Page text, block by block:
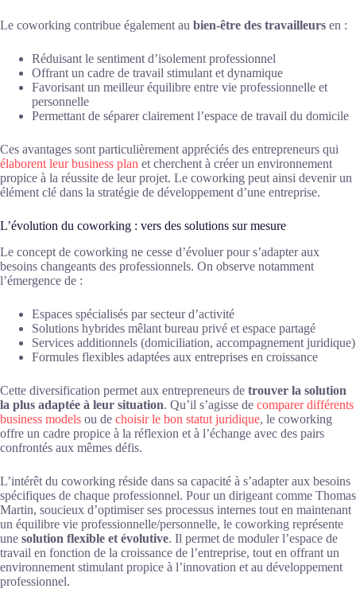
Le coworking contribue également au bien-être des travailleurs en :
Réduisant le sentiment d’isolement professionnel
Offrant un cadre de travail stimulant et dynamique
Favorisant un meilleur équilibre entre vie professionnelle et
personnelle
Permettant de séparer clairement l’espace de travail du domicile
Ces avantages sont particulièrement appréciés des entrepreneurs qui
élaborent leur business plan et cherchent à créer un environnement
propice à la réussite de leur projet. Le coworking peut ainsi devenir un
élément clé dans la stratégie de développement d’une entreprise.
L’évolution du coworking : vers des solutions sur mesure
Le concept de coworking ne cesse d’évoluer pour s’adapter aux
besoins changeants des professionnels. On observe notamment
l’émergence de :
Espaces spécialisés par secteur d’activité
Solutions hybrides mêlant bureau privé et espace partagé
Services additionnels (domiciliation, accompagnement juridique)
Formules flexibles adaptées aux entreprises en croissance
Cette diversification permet aux entrepreneurs de trouver la solution
la plus adaptée à leur situation. Qu’il s’agisse de comparer différents
business models ou de choisir le bon statut juridique, le coworking
offre un cadre propice à la réflexion et à l’échange avec des pairs
confrontés aux mêmes défis.
L’intérêt du coworking réside dans sa capacité à s’adapter aux besoins
spécifiques de chaque professionnel. Pour un dirigeant comme Thomas
Martin, soucieux d’optimiser ses processus internes tout en maintenant
un équilibre vie professionnelle/personnelle, le coworking représente
une solution flexible et évolutive. Il permet de moduler l’espace de
travail en fonction de la croissance de l’entreprise, tout en offrant un
environnement stimulant propice à l’innovation et au développement
professionnel.